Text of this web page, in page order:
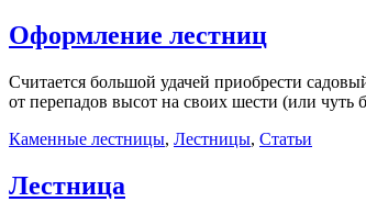
Оформление лестниц
Считается большой удачей приобрести
от перепадов высот на своих шести (или чуть
Каменные лестницы, Лестницы, Статьи
Лестница